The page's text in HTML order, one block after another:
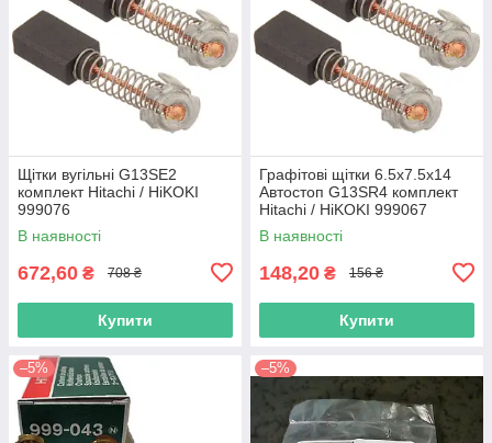
Щітки вугільні G13SE2
комплект Hitachi / HiKOKI
999076
В наявності
672,60 ₴ 708 ₴
Купити
Графітові щітки 6.5х7.5х14
Автостоп G13SR4 комплект
Hitachi / HiKOKI 999067
В наявності
148,20 ₴ 156 ₴
Купити
–5% –5%